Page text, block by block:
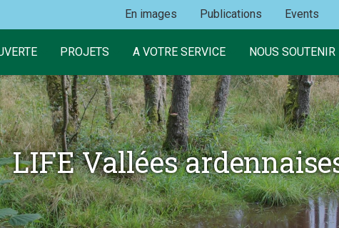
PROJETS A VOTRE SERVICE NOUS SOUTENIR
En images Publications Events
LIFE Vallées